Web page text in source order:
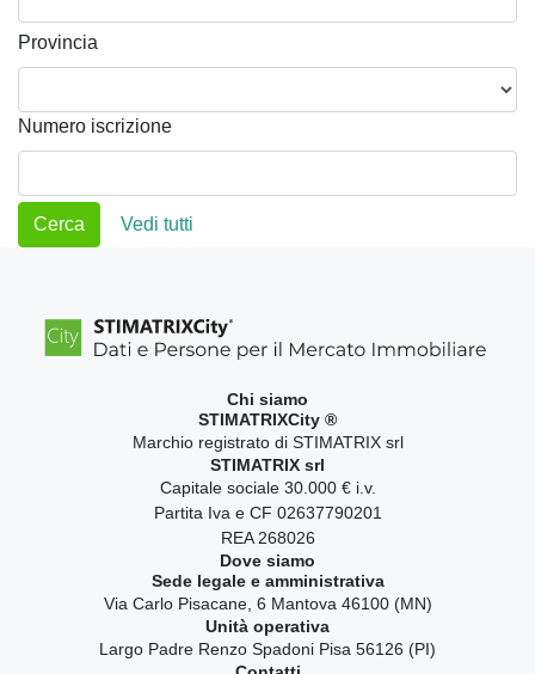
Provincia
Numero iscrizione
Vedi tutti
Chi siamo
STIMATRIXCity ®
Marchio registrato di STIMATRIX srl
STIMATRIX srl
Capitale sociale 30.000 € i.v.
Partita Iva e CF 02637790201
REA 268026
Dove siamo
Sede legale e amministrativa
Via Carlo Pisacane, 6 Mantova 46100 (MN)
Unità operativa
Largo Padre Renzo Spadoni Pisa 56126 (PI)